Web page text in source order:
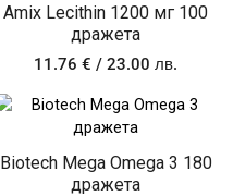
Amix Lecithin 1200 мг 100
дражета
11.76€ / 23.00 лв.
Biotech Mega Omega 3 180
дражета